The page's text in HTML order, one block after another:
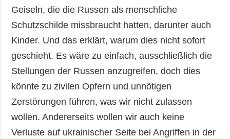
Geiseln, die die Russen als menschliche
Schutzschilde missbraucht hatten, darunter auch
Kinder. Und das erklärt, warum dies nicht sofort
geschieht. Es wäre zu einfach, ausschließlich die
Stellungen der Russen anzugreifen, doch dies
könnte zu zivilen Opfern und unnötigen
Zerstörungen führen, was wir nicht zulassen
wollen. Andererseits wollen wir auch keine
Verluste auf ukrainischer Seite bei Angriffen in der